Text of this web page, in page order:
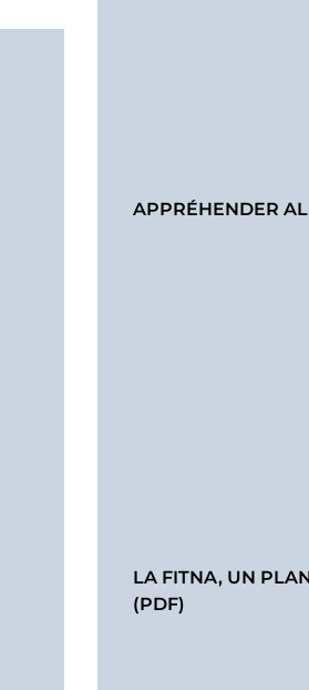
LA FITNA, UN
(PDF)